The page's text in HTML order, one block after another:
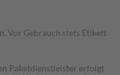
Vor Gebrauch stets Etikett
Paketdienstleister erfolgt